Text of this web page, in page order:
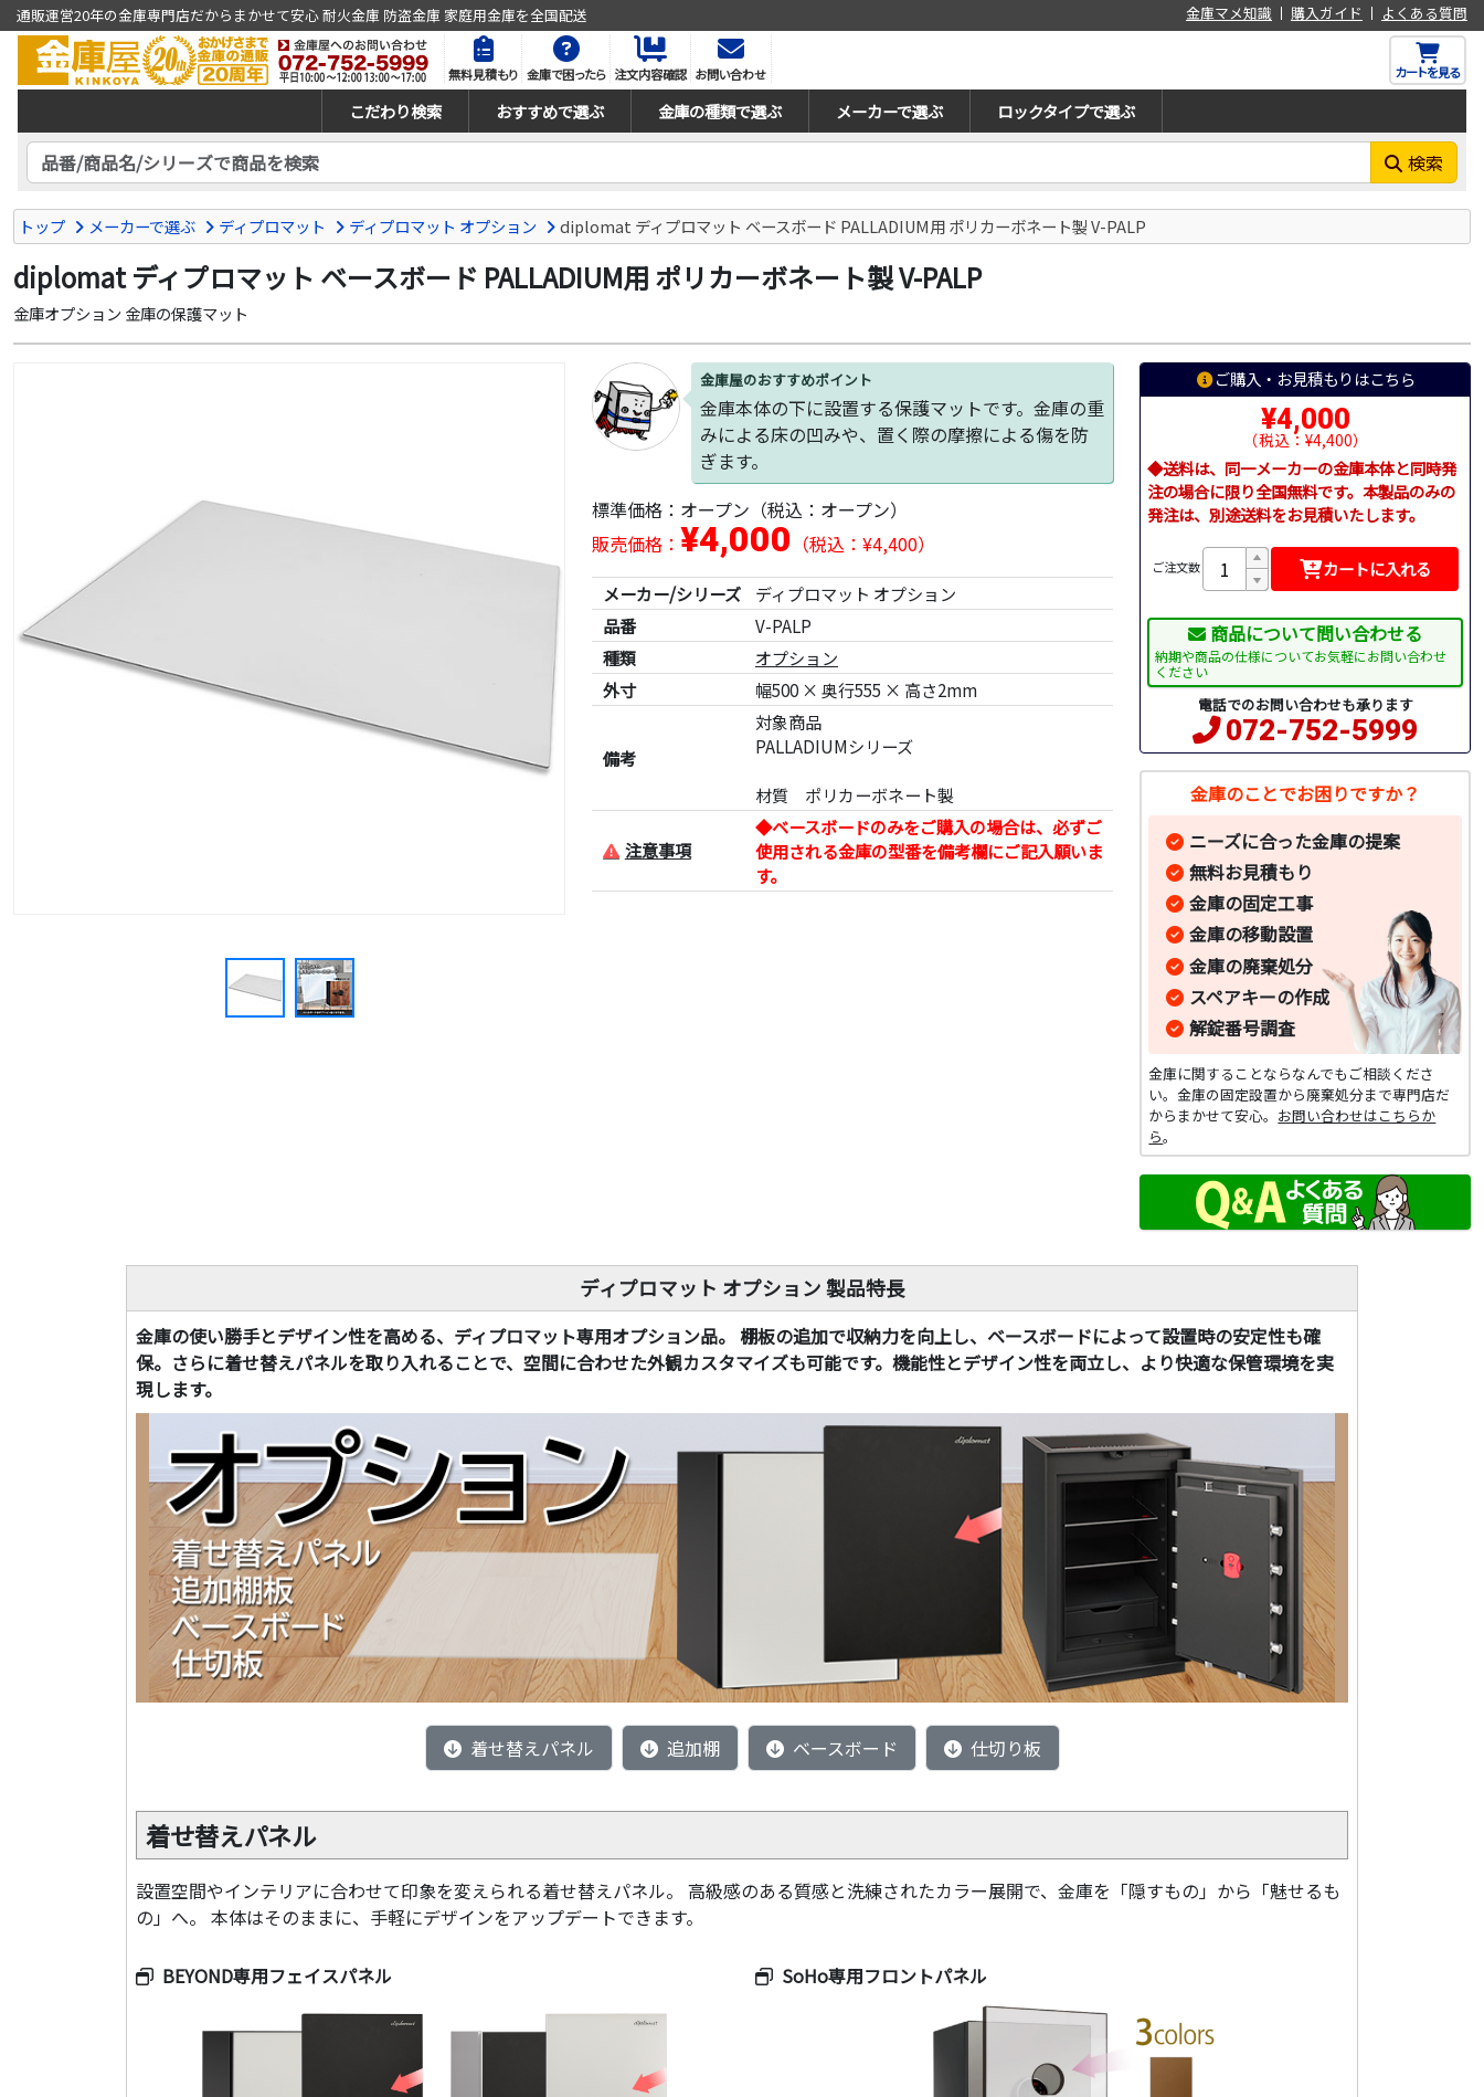
通販運営20年の金庫専門店だからまかせて安心 耐火金庫 防盗金庫 家庭用金庫を全国配送 金庫マメ知識 購入ガイド よくある質問
無料見積もり 金庫で困ったら 注文内容確認 お問い合わせ カートを見る
こだわり検索 おすすめで選ぶ 金庫の種類で選ぶ メーカーで選ぶ ロックタイプで選ぶ
検索
トップ メーカーで選ぶ ディプロマット ディプロマット オプション diplomat ディプロマット ベースボード PALLADIUM用 ポリカーボネート製 V-PALP
diplomat ディプロマット ベースボード PALLADIUM用 ポリカーボネート製 V-PALP
金庫オプション 金庫の保護マット
金庫屋のおすすめポイント
金庫本体の下に設置する保護マットです。金庫の重
みによる床の凹みや、置く際の摩擦による傷を防
ぎます。
標準価格： オープン （税込：オープン）
販売価格： ¥4,000 （税込：¥4,400）
メーカー/シリーズ
ディプロマット オプション
品番
V-PALP
種類
オプション
外寸
幅500 × 奥行555 × 高さ2mm
備考
対象商品
PALLADIUMシリーズ
材質 ポリカーボネート製
注意事項
◆ベースボードのみをご購入の場合は、必ずご
使用される金庫の型番を備考欄にご記入願いま
す。
ご購入・お見積もりはこちら
¥4,000
（税込：¥4,400）
◆送料は、同一メーカーの金庫本体と同時発
注の場合に限り全国無料です。本製品のみの
発注は、別途送料をお見積いたします。
ご注文数 カートに入れる
商品について問い合わせる
納期や商品の仕様についてお気軽にお問い合わせ
ください
電話でのお問い合わせも承ります
072-752-5999
金庫のことでお困りですか？
ニーズに合った金庫の提案
無料お見積もり
金庫の固定工事
金庫の移動設置
金庫の廃棄処分
スペアキーの作成
解錠番号調査
金庫に関することならなんでもご相談くださ
い。金庫の固定設置から廃棄処分まで専門店だ
からまかせて安心。 お問い合わせはこちらか
ら。
ディプロマット オプション 製品特長
金庫の使い勝手とデザイン性を高める、ディプロマット専用オプション品。 棚板の追加で収納力を向上し、ベースボードによって設置時の安定性も確
保。さらに着せ替えパネルを取り入れることで、空間に合わせた外観カスタマイズも可能です。機能性とデザイン性を両立し、より快適な保管環境を実
現します。
着せ替えパネル 追加棚 ベースボード 仕切り板
着せ替えパネル
設置空間やインテリアに合わせて印象を変えられる着せ替えパネル。 高級感のある質感と洗練されたカラー展開で、金庫を「隠すもの」から「魅せるも
の」へ。 本体はそのままに、手軽にデザインをアップデートできます。
BEYOND専用フェイスパネル SoHo専用フロントパネル